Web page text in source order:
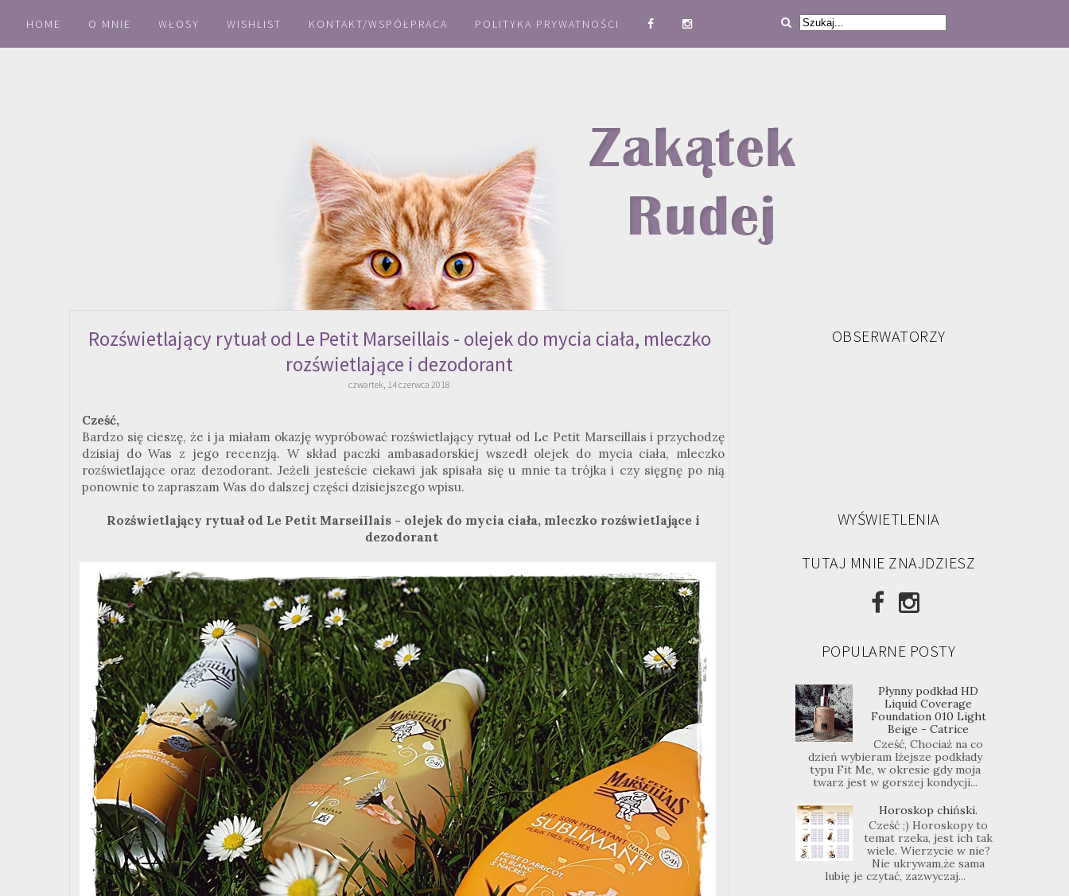
HOME O MNIE WŁOSY WISHLIST KONTAKT/WSPÓŁPRACA POLITYKA PRYWATNOŚCI
Rozświetlający rytuał od Le Petit Marseillais - olejek do mycia ciała, mleczko
rozświetlające i dezodorant
czwartek, 14 czerwca 2018
Cześć,
Bardzo się cieszę, że i ja miałam okazję wypróbować rozświetlający rytuał od Le Petit Marseillais i przychodzę
dzisiaj do Was z jego recenzją. W skład paczki ambasadorskiej wszedł olejek do mycia ciała, mleczko
rozświetlające oraz dezodorant. Jeżeli jesteście ciekawi jak spisała się u mnie ta trójka i czy sięgnę po nią
ponownie to zapraszam Was do dalszej części dzisiejszego wpisu.
Rozświetlający rytuał od Le Petit Marseillais - olejek do mycia ciała, mleczko rozświetlające i
dezodorant
OBSERWATORZY
WYŚWIETLENIA
TUTAJ MNIE ZNAJDZIESZ
POPULARNE POSTY
Płynny podkład HD
Liquid Coverage
Foundation 010 Light
Beige - Catrice
Cześć, Chociaż na co
dzień wybieram lżejsze podkłady
typu Fit Me, w okresie gdy moja
twarz jest w gorszej kondycji...
Horoskop chiński.
Cześć ;) Horoskopy to
temat rzeka, jest ich tak
wiele. Wierzycie w nie?
Nie ukrywam,że sama
lubię je czytać, zazwyczaj...